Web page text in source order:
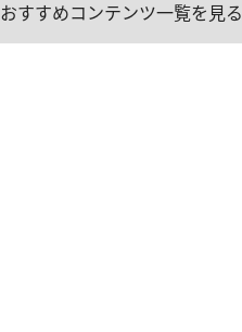
おすすめコンテンツ一覧を見る